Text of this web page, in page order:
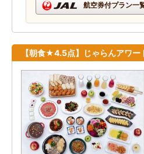
航空券付プラン一
【朝食★4.5点】じゃらんアワ